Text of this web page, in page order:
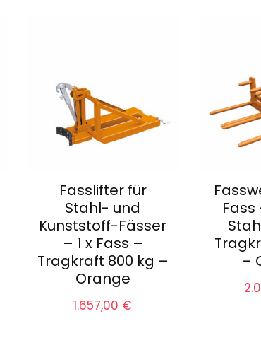
Fasslifter für
Stahl- und
Kunststoff-Fässer
– 1 x Fass –
Tragkraft 800 kg –
Orange
1.657,00 €
Fass
–